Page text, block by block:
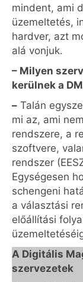
mindent, ami
üzemeltetés,
hardver, azt
alá vonjuk.
– Milyen
kerülnek a
– Talán
mi az, ami
rendszere, a
szoftvere,
rendszer
Egységesen
schengeni
a választási
előállítási
A Digitális
szervezetek